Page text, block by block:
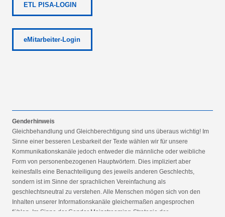
ETL PISA-LOGIN
eMitarbeiter-Login
Genderhinweis
Gleichbehandlung und Gleichberechtigung sind uns überaus wichtig! Im
Sinne einer besseren Lesbarkeit der Texte wählen wir für unsere
Kommunikationskanäle jedoch entweder die männliche oder weibliche
Form von personenbezogenen Hauptwörtern. Dies impliziert aber
keinesfalls eine Benachteiligung des jeweils anderen Geschlechts,
sondern ist im Sinne der sprachlichen Vereinfachung als
geschlechtsneutral zu verstehen. Alle Menschen mögen sich von den
Inhalten unserer Informationskanäle gleichermaßen angesprochen
fühlen. Im Sinne der Gender Mainstreaming-Strategie der